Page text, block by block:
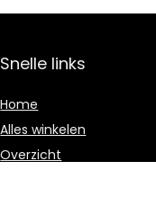
Snelle links
Home
Alles winkelen
Overzicht